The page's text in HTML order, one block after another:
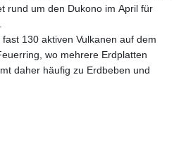
rund um den Dukono im April für
130 aktiven Vulkanen auf dem
wo mehrere Erdplatten
daher häufig zu Erdbeben und